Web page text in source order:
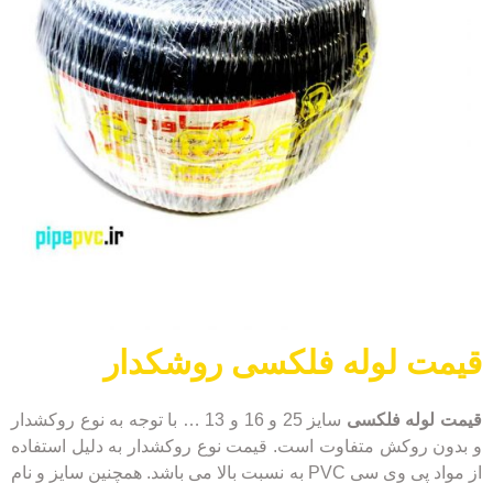
قیمت لوله فلکسی روشکدار
قیمت لوله فلکسی
سایز 25 و 16 و 13 … با توجه به نوع روکشدار
و بدون روکش متفاوت است. قیمت نوع روکشدار به دلیل استفاده
از مواد پی وی سی PVC به نسبت بالا می باشد. همچنین سایز و نام